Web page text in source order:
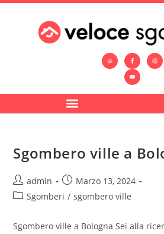
Sgombero ville a
admin
Marzo 13, 2024
Sgomberi / sgombero ville
Sgombero ville a Bologna Sei alla